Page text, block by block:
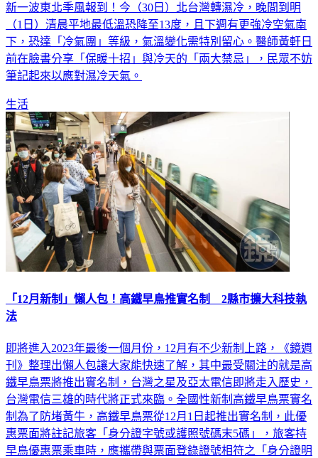
新一波東北季風報到！今（30日）北台灣轉濕冷，晚間到明
（1日）清晨平地最低溫恐降至13度，且下週有更強冷空氣南
下，恐達「冷氣團」等級，氣溫變化需特別留心。醫師黃軒日
前在臉書分享「保暖十招」與冷天的「兩大禁忌」，民眾不妨
筆記起來以應對濕冷天氣。
生活
「12月新制」懶人包！高鐵早鳥推實名制 2縣市擴大科技執
法
即將進入2023年最後一個月份，12月有不少新制上路，《鏡週
刊》整理出懶人包讓大家能快速了解，其中最受關注的就是高
鐵早鳥票將推出實名制，台灣之星及亞太電信即將走入歷史，
台灣電信三雄的時代將正式來臨。全國性新制高鐵早鳥票實名
制為了防堵黃牛，高鐵早鳥票從12月1日起推出實名制，此優
惠票面將註記旅客「身分證字號或護照號碼末5碼」，旅客持
早鳥優惠票乘車時，應攜帶與票面登錄證號相符之「身分證明